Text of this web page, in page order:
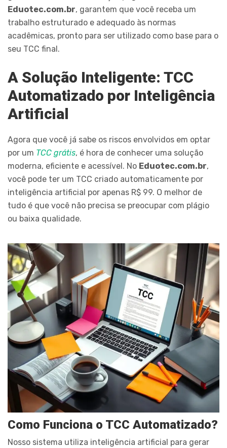
Eduotec.com.br, garantem que você receba um
trabalho estruturado e adequado às normas
acadêmicas, pronto para ser utilizado como base para o
seu TCC final.
A Solução Inteligente: TCC
Automatizado por Inteligência
Artificial
Agora que você já sabe os riscos envolvidos em optar
por um TCC grátis, é hora de conhecer uma solução
moderna, eficiente e acessível. No Eduotec.com.br,
você pode ter um TCC criado automaticamente por
inteligência artificial por apenas R$ 99. O melhor de
tudo é que você não precisa se preocupar com plágio
ou baixa qualidade.
Como Funciona o TCC Automatizado?
Nosso sistema utiliza inteligência artificial para gerar